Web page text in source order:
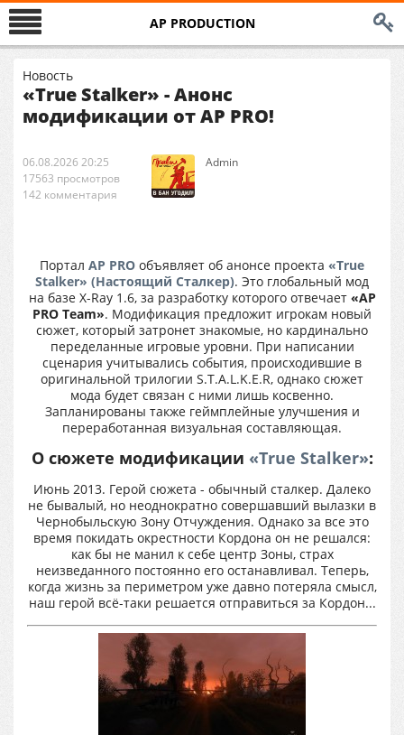
AP PRODUCTION
Новость
«True Stalker» - Анонс
модификации от AP PRO!
06.08.2026 20:25
17563 просмотров
142 комментария
Аdmin
Портал AP PRO объявляет об анонсе проекта «True
Stalker» (Настоящий Сталкер). Это глобальный мод
на базе X-Ray 1.6, за разработку которого отвечает «AP
PRO Team». Модификация предложит игрокам новый
сюжет, который затронет знакомые, но кардинально
переделанные игровые уровни. При написании
сценария учитывались события, происходившие в
оригинальной трилогии S.T.A.L.K.E.R, однако сюжет
мода будет связан с ними лишь косвенно.
Запланированы также геймплейные улучшения и
переработанная визуальная составляющая.
О сюжете модификации «True Stalker»:
Июнь 2013. Герой сюжета - обычный сталкер. Далеко
не бывалый, но неоднократно совершавший вылазки в
Чернобыльскую Зону Отчуждения. Однако за все это
время покидать окрестности Кордона он не решался:
как бы не манил к себе центр Зоны, страх
неизведанного постоянно его останавливал. Теперь,
когда жизнь за периметром уже давно потеряла смысл,
наш герой всё-таки решается отправиться за Кордон...